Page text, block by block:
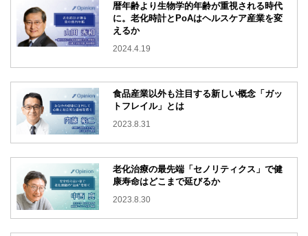
暦年齢より生物学的年齢が重視される時代
に。老化時計とPoAはヘルスケア産業を変
えるか
2024.4.19
食品産業以外も注目する新しい概念「ガッ
トフレイル」とは
2023.8.31
老化治療の最先端「セノリティクス」で健
康寿命はどこまで延びるか
2023.8.30